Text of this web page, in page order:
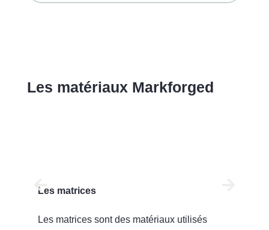
Les matériaux Markforged
Les matrices
Les matrices sont des matériaux utilisés